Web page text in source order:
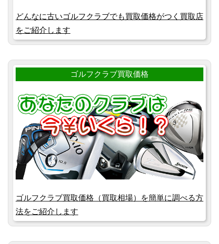
どんなに古いゴルフクラブでも買取価格がつく買取店
をご紹介します
ゴルフクラブ買取価格
ゴルフクラブ買取価格（買取相場）を簡単に調べる方
法をご紹介します